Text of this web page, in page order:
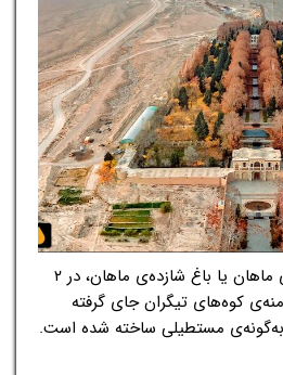
باغ شاهزاده یا باغ شاهزاده‌ی ماهان یا باغ شازده‌ی ماهان، در ۲
کوه‌های تیگران جای گرفته
مستطیلی ساخته شده است.